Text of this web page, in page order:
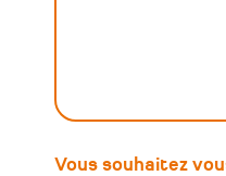
Vous souhaitez